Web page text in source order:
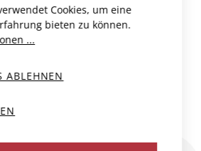
und tiefgründiger
nicht nur als edler
auch
und Krustentiere, wie
Beurre Blanc oder
aufs schönste
Cookies, um eine
bieten zu können.
...
ABLEHNEN